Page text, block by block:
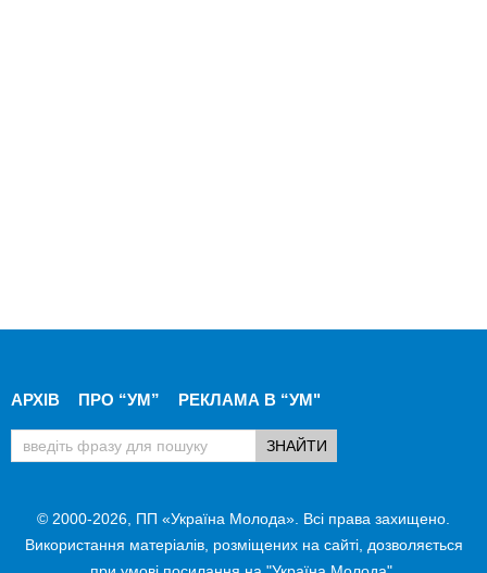
АРХІВ ПРО “УМ” РЕКЛАМА В “УМ"
© 2000-2026, ПП «Україна Молода». Всі права захищено.
Використання матеріалів, розміщених на сайті, дозволяється